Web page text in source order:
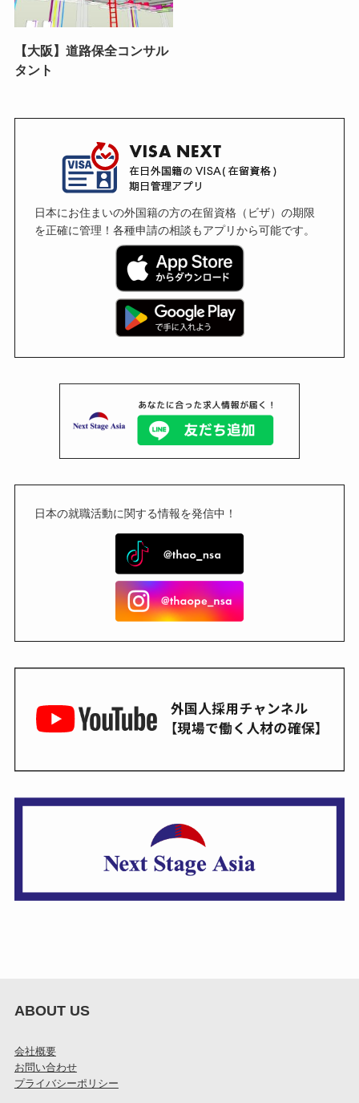
【大阪】道路保全コンサル
タント
日本にお住まいの外国籍の方の在留資格（ビザ）の期限
を正確に管理！各種申請の相談もアプリから可能です。
日本の就職活動に関する情報を発信中！
ABOUT US
会社概要
お問い合わせ
プライバシーポリシー